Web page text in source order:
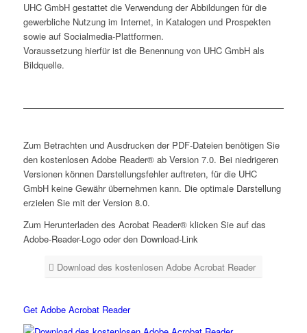
UHC GmbH gestattet die Verwendung der Abbildungen für die
gewerbliche Nutzung im Internet, in Katalogen und Prospekten
sowie auf Socialmedia-Plattformen.
Voraussetzung hierfür ist die Benennung von UHC GmbH als
Bildquelle.
Zum Betrachten und Ausdrucken der PDF-Dateien benötigen Sie
den kostenlosen Adobe Reader® ab Version 7.0. Bei niedrigeren
Versionen können Darstellungsfehler auftreten, für die UHC
GmbH keine Gewähr übernehmen kann. Die optimale Darstellung
erzielen Sie mit der Version 8.0.
Zum Herunterladen des Acrobat Reader® klicken Sie auf das
Adobe-Reader-Logo oder den Download-Link
Download des kostenlosen Adobe Acrobat Reader
Get Adobe Acrobat Reader